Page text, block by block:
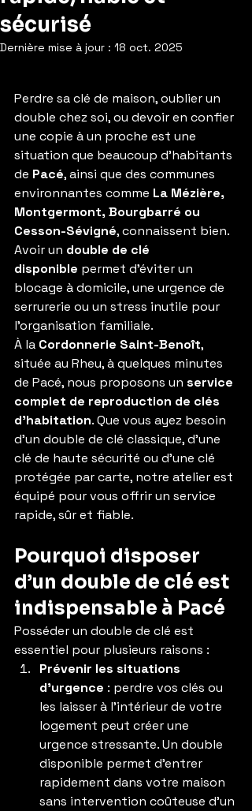
sécurisé
Dernière mise à jour : 18 oct. 2025
Perdre sa clé de maison, oublier un
double chez soi, ou devoir en confier
une copie à un proche est une
situation que beaucoup d’habitants
de Pacé, ainsi que des communes
environnantes comme La Mézière,
Montgermont, Bourgbarré ou
Cesson-Sévigné, connaissent bien.
Avoir un double de clé
disponible permet d’éviter un
blocage à domicile, une urgence de
serrurerie ou un stress inutile pour
l’organisation familiale.
À la Cordonnerie Saint-Benoît,
située au Rheu, à quelques minutes
de Pacé, nous proposons un service
complet de reproduction de clés
d’habitation. Que vous ayez besoin
d’un double de clé classique, d’une
clé de haute sécurité ou d’une clé
protégée par carte, notre atelier est
équipé pour vous offrir un service
rapide, sûr et fiable.
Pourquoi disposer
d’un double de clé est
indispensable à Pacé
Posséder un double de clé est
essentiel pour plusieurs raisons :
Prévenir les situations
d’urgence : perdre vos clés ou
les laisser à l’intérieur de votre
logement peut créer une
urgence stressante. Un double
disponible permet d’entrer
rapidement dans votre maison
sans intervention coûteuse d’un